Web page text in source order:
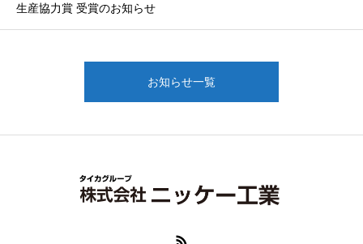
生産協力賞 受賞のお知らせ
お知らせ一覧